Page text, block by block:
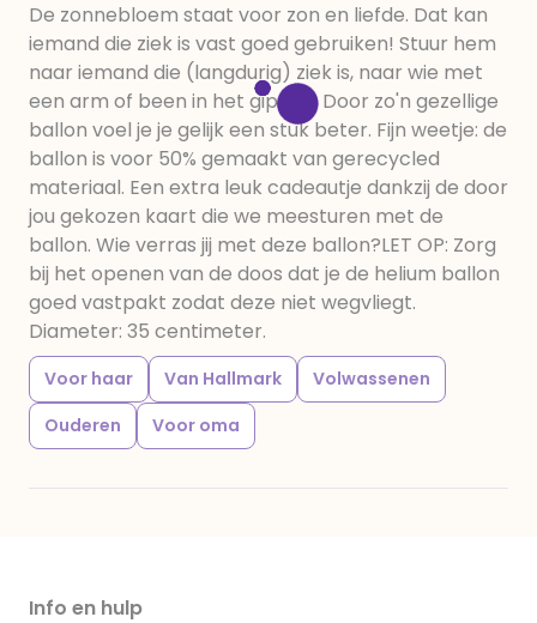
De zonnebloem staat voor zon en liefde. Dat kan
iemand die ziek is vast goed gebruiken! Stuur hem
naar iemand die (langdurig) ziek is, naar wie met
een arm of been in het gips zit. Door zo'n gezellige
ballon voel je je gelijk een stuk beter. Fijn weetje: de
ballon is voor 50% gemaakt van gerecycled
materiaal. Een extra leuk cadeautje dankzij de door
jou gekozen kaart die we meesturen met de
ballon. Wie verras jij met deze ballon?LET OP: Zorg
bij het openen van de doos dat je de helium ballon
goed vastpakt zodat deze niet wegvliegt.
Diameter: 35 centimeter.
Voor haar Van Hallmark
Volwassenen
Ouderen
Voor oma
Info en hulp